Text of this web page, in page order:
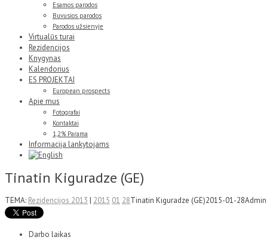
Esamos parodos
Buvusios parodos
Parodos užsienyje
Virtualūs turai
Rezidencijos
Knygynas
Kalendorius
ES PROJEKTAI
European prospects
Apie mus
Fotografai
Kontaktai
1,2% Parama
Informacija lankytojams
Tinatin Kiguradze (GE)
TEMA: Rezidencijos 2013 | 2015 01 28Tinatin Kiguradze (GE)2015-01-28Admin
Darbo laikas